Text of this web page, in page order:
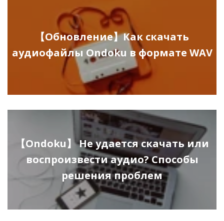
【Обновление】Как скачать
аудиофайлы Ondoku в формате WAV
【Ondoku】 Не удается скачать или
воспроизвести аудио? Способы
решения проблем